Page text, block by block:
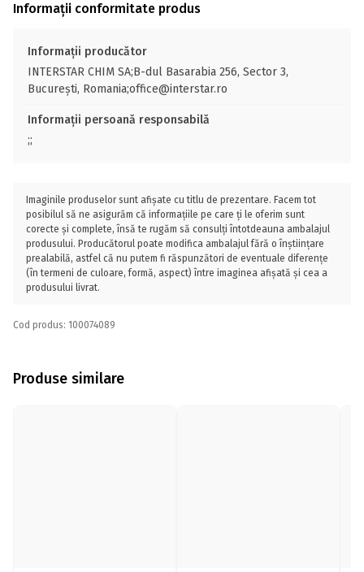
Informații conformitate produs
Informații producător
INTERSTAR CHIM SA;B-dul Basarabia 256, Sector 3,
București, Romania;office@interstar.ro
Informații persoană responsabilă
;;
Imaginile produselor sunt afișate cu titlu de prezentare. Facem tot
posibilul să ne asigurăm că informațiile pe care ți le oferim sunt
corecte și complete, însă te rugăm să consulți întotdeauna ambalajul
produsului. Producătorul poate modifica ambalajul fără o înștiințare
prealabilă, astfel că nu putem fi răspunzători de eventuale diferențe
(în termeni de culoare, formă, aspect) între imaginea afișată și cea a
produsului livrat.
Cod produs: 100074089
Produse similare